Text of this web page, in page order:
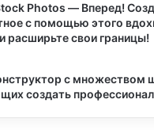
Photos — Вперед!
с помощью этого
расширьте свои границы!
с множеством
создать